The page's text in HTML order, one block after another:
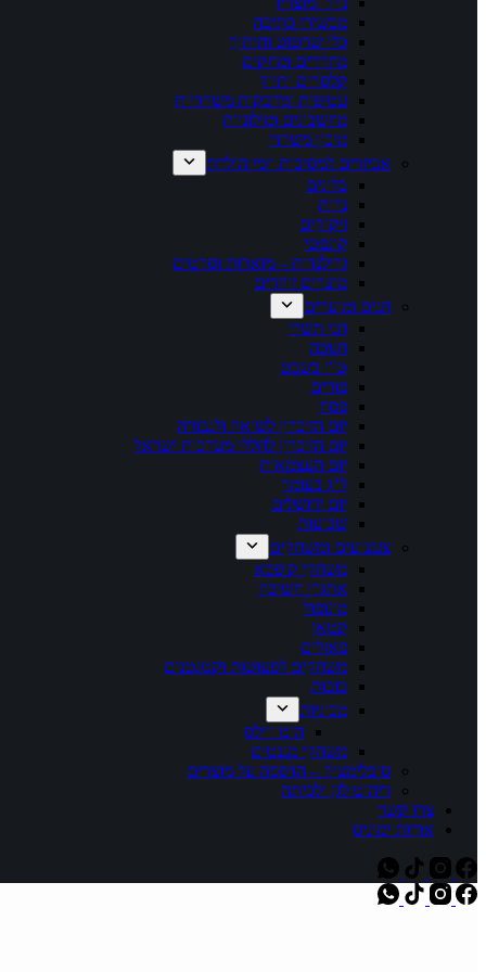
מכשירי כתיבה
כלי שרטוט וחיתוך
מחדדים ומחקים
קלסרים ותיוק
עטיפות ומדבקות משרדיות
מחשבונים ומילוניות
מיכון משרדי
אביזרים למסיבות וימי הולדת
בלונים
נרות
זיקוקים
קונפטי
גרילנדות – מוארות וסרטים
מוצרים זוהרים
חגים ומועדים
חגי תשרי
חנוכה
ט"ו בשבט
פורים
פסח
יום הזיכרון לשואה ולגבורה
יום הזיכרון לחללי מערכות ישראל
יום העצמאות
ל"ג בעומר
יום ירושלים
שבועות
צעצועים ומשחקים
משחקי קופסא
אתגרי חשיבה
מונופול
קטאן
פאזלים
משחקים לפעוטות וקטנטנים
בובות
מכוניות
הוט ווילס
משחקי מגנטים
סובלימציה – הדפסה על מוצרים
ריהוט לגן ולכיתה
צרו קשר
אודות ימיניס